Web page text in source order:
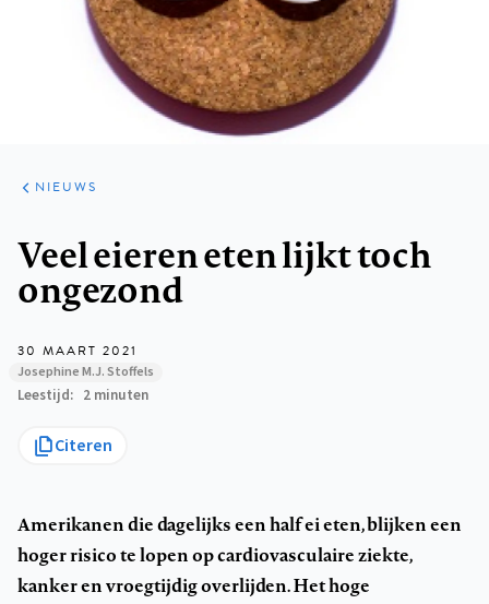
ARTIKELEN
HET
KORT
NIEUWS
Veel eieren eten lijkt toch
ongezond
30 MAART 2021
Josephine M.J. Stoffels
Leestijd 2 minuten
Citeren
Amerikanen die dagelijks een half ei eten, blijken een
hoger risico te lopen op cardiovasculaire ziekte,
kanker en vroegtijdig overlijden. Het hoge